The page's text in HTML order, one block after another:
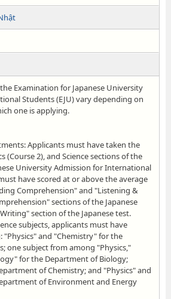
Examination for Japanese University
Students (EJU) vary depending on
one is applying.
Applicants must have taken the
(Course 2), and Science sections of the
University Admission for International
have scored at or above the average
Comprehension" and "Listening &
sections of the Japanese
section of the Japanese test.
subjects, applicants must have
"Physics" and "Chemistry" for the
one subject from among "Physics,"
for the Department of Biology;
of Chemistry; and "Physics" and
of Environment and Energy